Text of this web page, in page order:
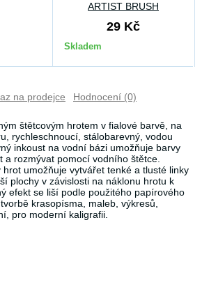
ARTIST BRUSH
29 Kč
Skladem
na prodejce Hodnocení (0)
štětcovým hrotem v fialové barvě, na
rychleschnoucí, stálobarevný, vodou
inkoust na vodní bázi umožňuje barvy
a rozmývat pomocí vodního štětce.
umožňuje vytvářet tenké a tlusté linky
plochy v závislosti na náklonu hrotu k
efekt se liší podle použitého papírového
krasopísma, maleb, výkresů,
pro moderní kaligrafii.